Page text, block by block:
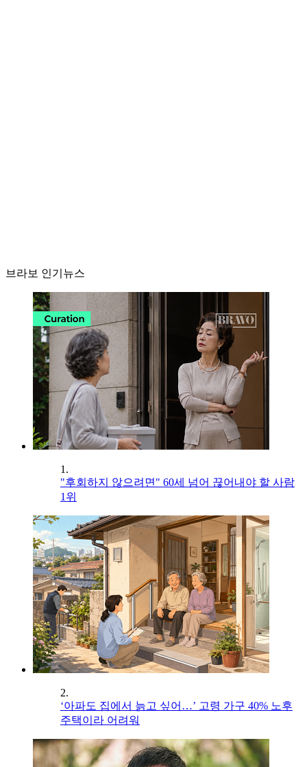
브라보 인기뉴스
1.
"후회하지 않으려면" 60세 넘어 끊어내야 할 사람
1위
2.
‘아파도 집에서 늙고 싶어…’ 고령 가구 40% 노후
주택이라 어려워